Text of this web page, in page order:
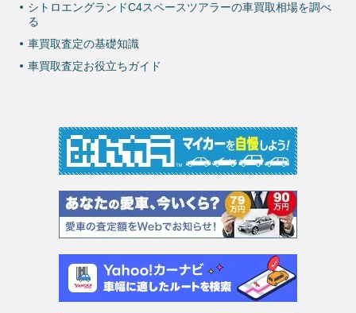
シトロエングランドC4スペースツアラーの車買取相場を調べ
る
車買取査定の基礎知識
車買取査定お役立ちガイド